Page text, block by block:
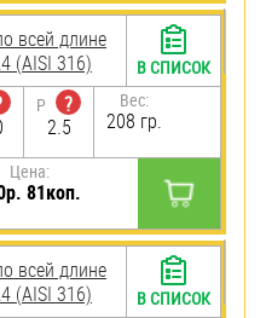
всей длине
(AISI 316)
P
?
2.5
Вес:
208 гр.
Цена:
81коп.
В СПИСОК
всей длине
(AISI 316)
В СПИСОК